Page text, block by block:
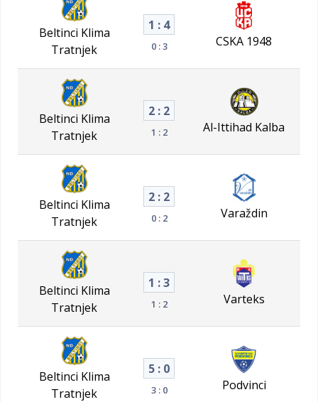
Beltinci Klima
Tratnjek
1 : 4
0 : 3 CSKA 1948
Beltinci Klima
Tratnjek
2 : 2
1 : 2 Al-Ittihad Kalba
Beltinci Klima
Tratnjek
2 : 2
0 : 2 Varaždin
Beltinci Klima
Tratnjek
1 : 3
1 : 2 Varteks
Beltinci Klima
Tratnjek
5 : 0
3 : 0 Podvinci